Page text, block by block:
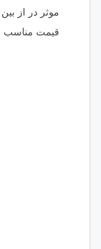
موثر در از
قیمت مناسب